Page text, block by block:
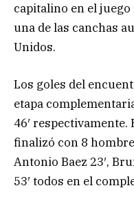
capitalino en el
una de las canchas
Unidos.
Los goles del
etapa
46′
finalizó con 8
Antonio Baez 23′,
53′ todos en el